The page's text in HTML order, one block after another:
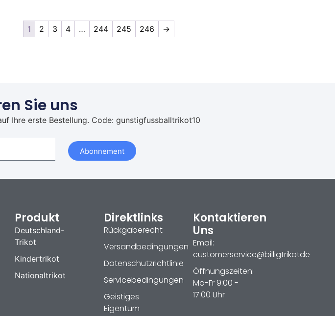
1 2 3 4 … 244 245 246 →
Sie uns
Ihre erste Bestellung. Code: gunstigfussballtrikot10
Abonnement
Produkt
Deutschland-
Trikot
Kindertrikot
Nationaltrikot
Direktlinks
Rückgaberecht
Versandbedingungen
Datenschutzrichtlinie
Servicebedingungen
Geistiges
Eigentum
Kontaktieren
Uns
Email:
customerservice@billigtrikotde
Öffnungszeiten:
Mo-Fr 9:00 -
17:00 Uhr